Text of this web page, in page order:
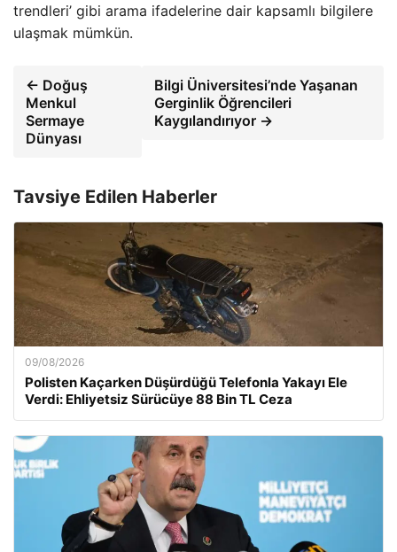
trendleri’ gibi arama ifadelerine dair kapsamlı bilgilere
ulaşmak mümkün.
← Doğuş
Menkul
Sermaye
Dünyası
Bilgi Üniversitesi’nde Yaşanan
Gerginlik Öğrencileri
Kaygılandırıyor →
Tavsiye Edilen Haberler
09/08/2026
Polisten Kaçarken Düşürdüğü Telefonla Yakayı Ele
Verdi: Ehliyetsiz Sürücüye 88 Bin TL Ceza